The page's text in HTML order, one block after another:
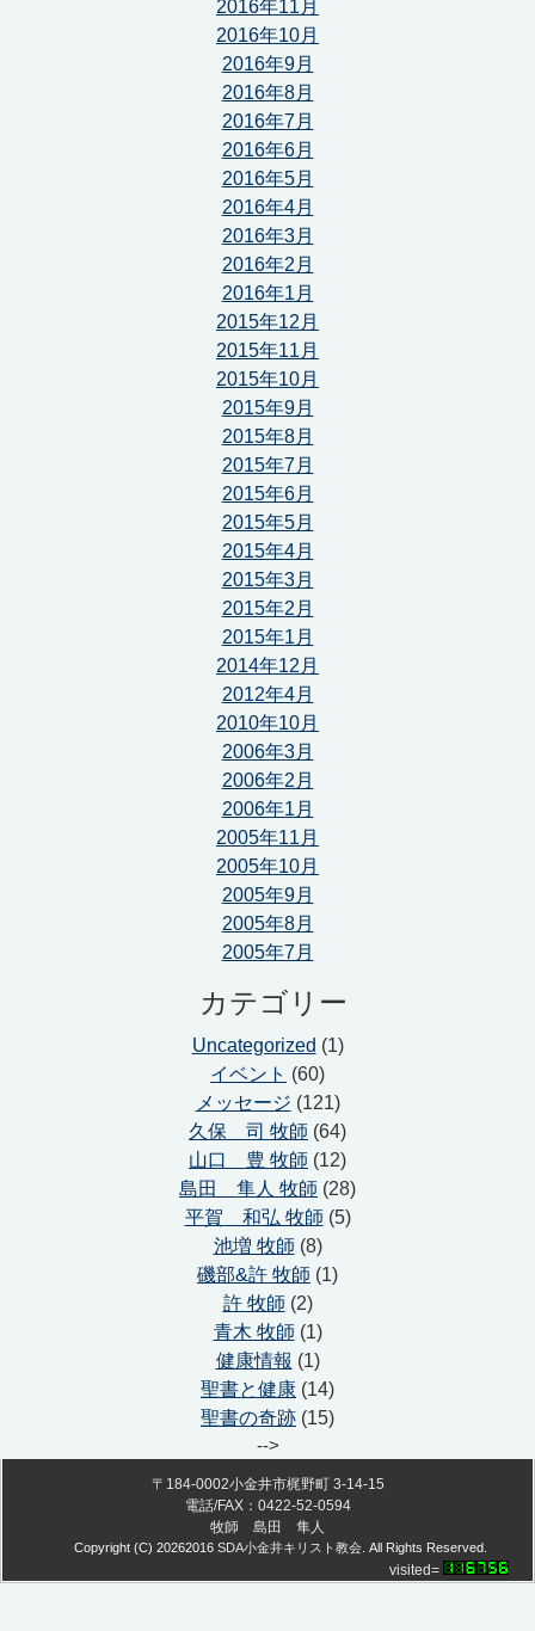
2016年11月
2016年10月
2016年9月
2016年8月
2016年7月
2016年6月
2016年5月
2016年4月
2016年3月
2016年2月
2016年1月
2015年12月
2015年11月
2015年10月
2015年9月
2015年8月
2015年7月
2015年6月
2015年5月
2015年4月
2015年3月
2015年2月
2015年1月
2014年12月
2012年4月
2010年10月
2006年3月
2006年2月
2006年1月
2005年11月
2005年10月
2005年9月
2005年8月
2005年7月
カテゴリー
Uncategorized (1)
イベント (60)
メッセージ (121)
久保 司 牧師 (64)
山口 豊 牧師 (12)
島田 隼人 牧師 (28)
平賀 和弘 牧師 (5)
池増 牧師 (8)
磯部&許 牧師 (1)
許 牧師 (2)
青木 牧師 (1)
健康情報 (1)
聖書と健康 (14)
聖書の奇跡 (15)
-->
〒184-0002小金井市梶野町 3-14-15
電話/FAX：0422-52-0594
牧師 島田 隼人
Copyright (C)20262016SDA小金井キリスト教会 . All Rights Reserved.
visited=